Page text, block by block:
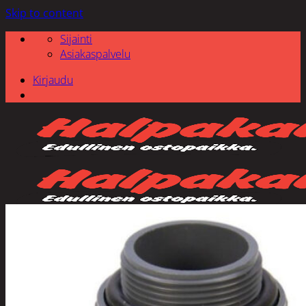
Skip to content
Sijainti
Asiakaspalvelu
Kirjaudu